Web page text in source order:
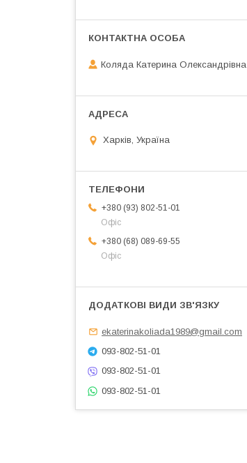
Коляда Катерина Олександрівна
Харків, Україна
+380 (93) 802-51-01
Офіс
+380 (68) 089-69-55
Офіс
ekaterinakoliada1989@gmail.com
093-802-51-01
093-802-51-01
093-802-51-01